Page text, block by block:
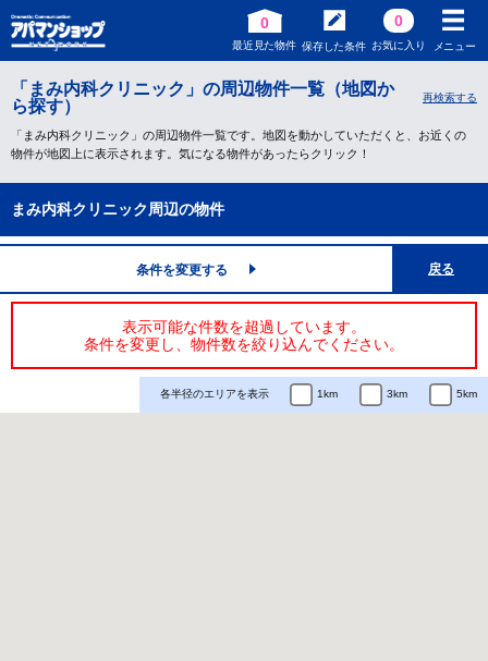
0
最近見た物件 保存した条件
0
お気に入り メニュー
「まみ内科クリニック」の周辺物件一覧（地図か
ら探す）
再検索する
「まみ内科クリニック」の周辺物件一覧です。地図を動かしていただくと、お近くの
物件が地図上に表示されます。気になる物件があったらクリック！
まみ内科クリニック周辺の物件
条件を変更する 戻る
表示可能な件数を超過しています。
条件を変更し、物件数を絞り込んでください。
各半径のエリアを表示 1km 3km 5km